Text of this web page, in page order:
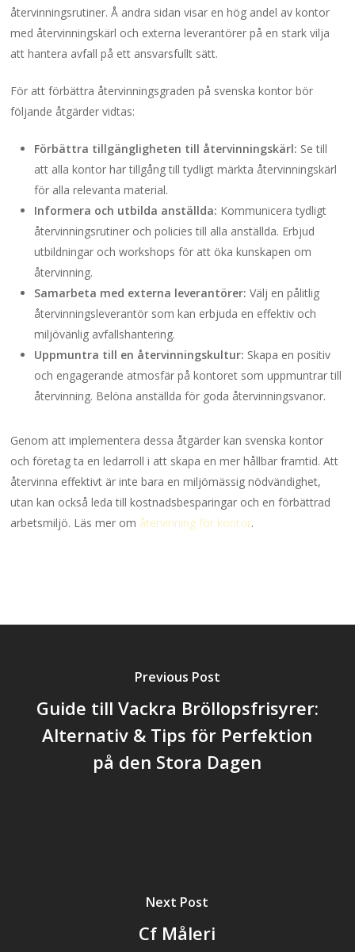
återvinningsrutiner. Å andra sidan visar en hög andel av kontor
med återvinningskärl och externa leverantörer på en stark vilja
att hantera avfall på ett ansvarsfullt sätt.
För att förbättra återvinningsgraden på svenska kontor bör
följande åtgärder vidtas:
Förbättra tillgängligheten till återvinningskärl: Se till
att alla kontor har tillgång till tydligt märkta återvinningskärl
för alla relevanta material.
Informera och utbilda anställda: Kommunicera tydligt
återvinningsrutiner och policies till alla anställda. Erbjud
utbildningar och workshops för att öka kunskapen om
återvinning.
Samarbeta med externa leverantörer: Välj en pålitlig
återvinningsleverantör som kan erbjuda en effektiv och
miljövänlig avfallshantering.
Uppmuntra till en återvinningskultur: Skapa en positiv
och engagerande atmosfär på kontoret som uppmuntrar till
återvinning. Belöna anställda för goda återvinningsvanor.
Genom att implementera dessa åtgärder kan svenska kontor
och företag ta en ledarroll i att skapa en mer hållbar framtid. Att
återvinna effektivt är inte bara en miljömässig nödvändighet,
utan kan också leda till kostnadsbesparingar och en förbättrad
arbetsmiljö. Läs mer om återvinning för kontor.
Previous Post
Guide till Vackra Bröllopsfrisyrer:
Alternativ & Tips för Perfektion
på den Stora Dagen
Next Post
Cf Måleri